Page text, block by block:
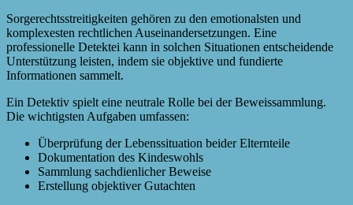
Sorgerechtsstreitigkeiten gehören zu den emotionalsten und
komplexesten rechtlichen Auseinandersetzungen. Eine
professionelle Detektei kann in solchen Situationen entscheidende
Unterstützung leisten, indem sie objektive und fundierte
Informationen sammelt.
Ein Detektiv spielt eine neutrale Rolle bei der Beweissammlung.
Die wichtigsten Aufgaben umfassen:
Überprüfung der Lebenssituation beider Elternteile
Dokumentation des Kindeswohls
Sammlung sachdienlicher Beweise
Erstellung objektiver Gutachten